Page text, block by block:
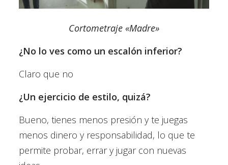
Cortometraje «Madre»
¿No lo ves como un escalón inferior?
Claro que no
¿Un ejercicio de estilo, quizá?
Bueno, tienes menos presión y te juegas
menos dinero y responsabilidad, lo que te
permite probar, errar y jugar con nuevas